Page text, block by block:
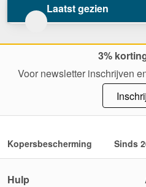
Laatst gezien
3%
Voor newsletter inschrijven
Kopersbescherming Sinds
Hulp